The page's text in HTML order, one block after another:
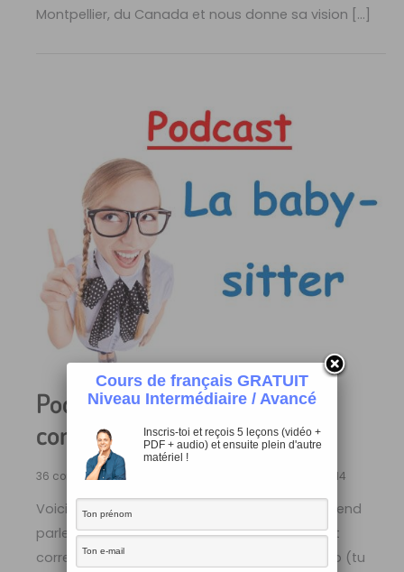
Montpellier, du Canada et nous donne sa vision […]
Podcast avec transcription et
compréhension orale
36 commentaires 07/06/2014
Voici une petite situation dans laquelle on entend
parler trois personnes différentes. Ce podcast
correspond à un niveau A2. Écoute bien l’audio (tu
Cours de français GRATUIT
Niveau Intermédiaire / Avancé
Inscris-toi et reçois 5 leçons (vidéo +
PDF + audio) et ensuite plein d'autre
matériel !